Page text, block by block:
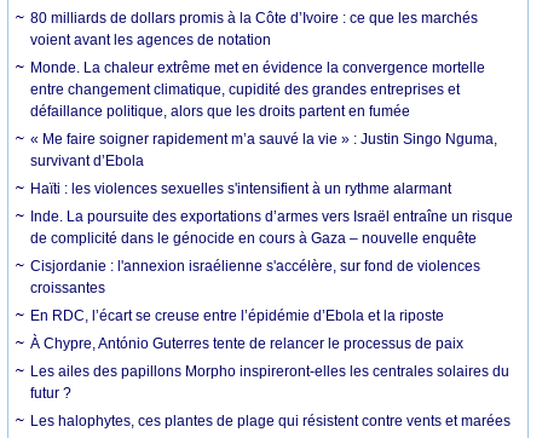
80 milliards de dollars promis à la Côte d’Ivoire : ce que les marchés
voient avant les agences de notation
Monde. La chaleur extrême met en évidence la convergence mortelle
entre changement climatique, cupidité des grandes entreprises et
défaillance politique, alors que les droits partent en fumée
« Me faire soigner rapidement m’a sauvé la vie » : Justin Singo Nguma,
survivant d’Ebola
Haïti : les violences sexuelles s'intensifient à un rythme alarmant
Inde. La poursuite des exportations d’armes vers Israël entraîne un risque
de complicité dans le génocide en cours à Gaza – nouvelle enquête
Cisjordanie : l'annexion israélienne s'accélère, sur fond de violences
croissantes
En RDC, l’écart se creuse entre l’épidémie d’Ebola et la riposte
À Chypre, António Guterres tente de relancer le processus de paix
Les ailes des papillons Morpho inspireront-elles les centrales solaires du
futur ?
Les halophytes, ces plantes de plage qui résistent contre vents et marées